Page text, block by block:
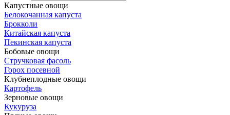
Капустные овощи
Белокочанная капуста
Брокколи
Китайская капуста
Пекинская капуста
Бобовые овощи
Стручковая фасоль
Горох посевной
Клубнеплодные овощи
Картофель
Зерновые овощи
Кукуруза